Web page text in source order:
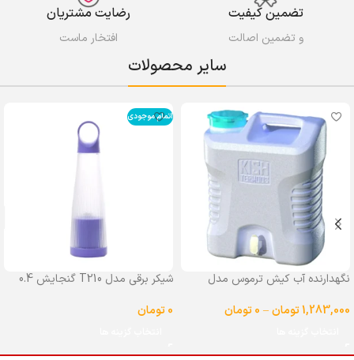
تضمین کیفیت
و تضمین اصالت
رضایت مشتریان
افتخار ماست
سایر محصولات
نگهدارنده آب کیش ترموس مدل
1,283,000تومان–
0تومان
اتمام موجودی
شیکر برقی مدل T210 گنجایش 0.4
0تومان